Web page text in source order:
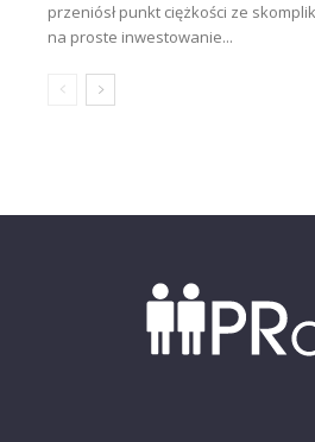
przeniósł punkt ciężkości ze
na proste inwestowanie...